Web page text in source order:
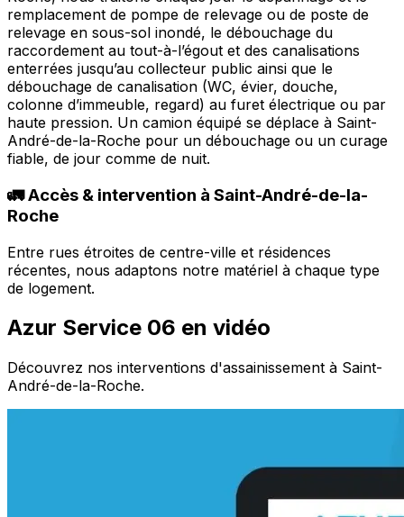
remplacement de pompe de relevage ou de poste de
relevage en sous-sol inondé, le débouchage du
raccordement au tout-à-l’égout et des canalisations
enterrées jusqu’au collecteur public ainsi que le
débouchage de canalisation (WC, évier, douche,
colonne d’immeuble, regard) au furet électrique ou par
haute pression. Un camion équipé se déplace à Saint-
André-de-la-Roche pour un débouchage ou un curage
fiable, de jour comme de nuit.
🚛 Accès & intervention à Saint-André-de-la-
Roche
Entre rues étroites de centre-ville et résidences
récentes, nous adaptons notre matériel à chaque type
de logement.
Azur Service 06 en vidéo
Découvrez nos interventions d'assainissement à Saint-
André-de-la-Roche.